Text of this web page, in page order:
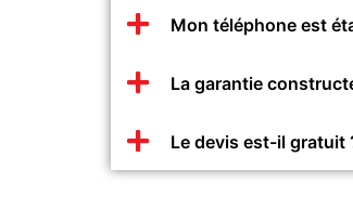
Mon téléphone est
La garantie
Le devis est-il gratuit